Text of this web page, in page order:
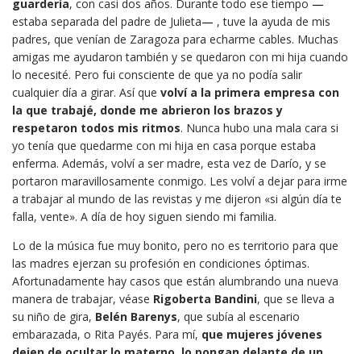
guardería, con casi dos años. Durante todo ese tiempo —
estaba separada del padre de Julieta— , tuve la ayuda de mis
padres, que venían de Zaragoza para echarme cables. Muchas
amigas me ayudaron también y se quedaron con mi hija cuando
lo necesité. Pero fui consciente de que ya no podía salir
cualquier día a girar. Así que volví a la primera empresa con
la que trabajé, donde me abrieron los brazos y
respetaron todos mis ritmos. Nunca hubo una mala cara si
yo tenía que quedarme con mi hija en casa porque estaba
enferma. Además, volví a ser madre, esta vez de Darío, y se
portaron maravillosamente conmigo. Les volví a dejar para irme
a trabajar al mundo de las revistas y me dijeron «si algún día te
falla, vente». A día de hoy siguen siendo mi familia.
Lo de la música fue muy bonito, pero no es territorio para que
las madres ejerzan su profesión en condiciones óptimas.
Afortunadamente hay casos que están alumbrando una nueva
manera de trabajar, véase Rigoberta Bandini, que se lleva a
su niño de gira, Belén Barenys, que subía al escenario
embarazada, o Rita Payés. Para mí, que mujeres jóvenes